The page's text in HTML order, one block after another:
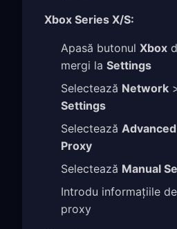
Xbox Series X/S:
Apasă butonul Xbox
mergi la Settings
Selectează Network
Settings
Selectează
Proxy
Selectează Manual
Introdu informațiile
proxy